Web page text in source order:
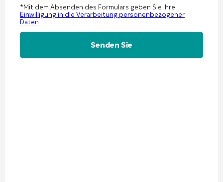
*Mit dem Absenden des Formulars geben Sie Ihre
Einwilligung in die Verarbeitung personenbezogener
Daten